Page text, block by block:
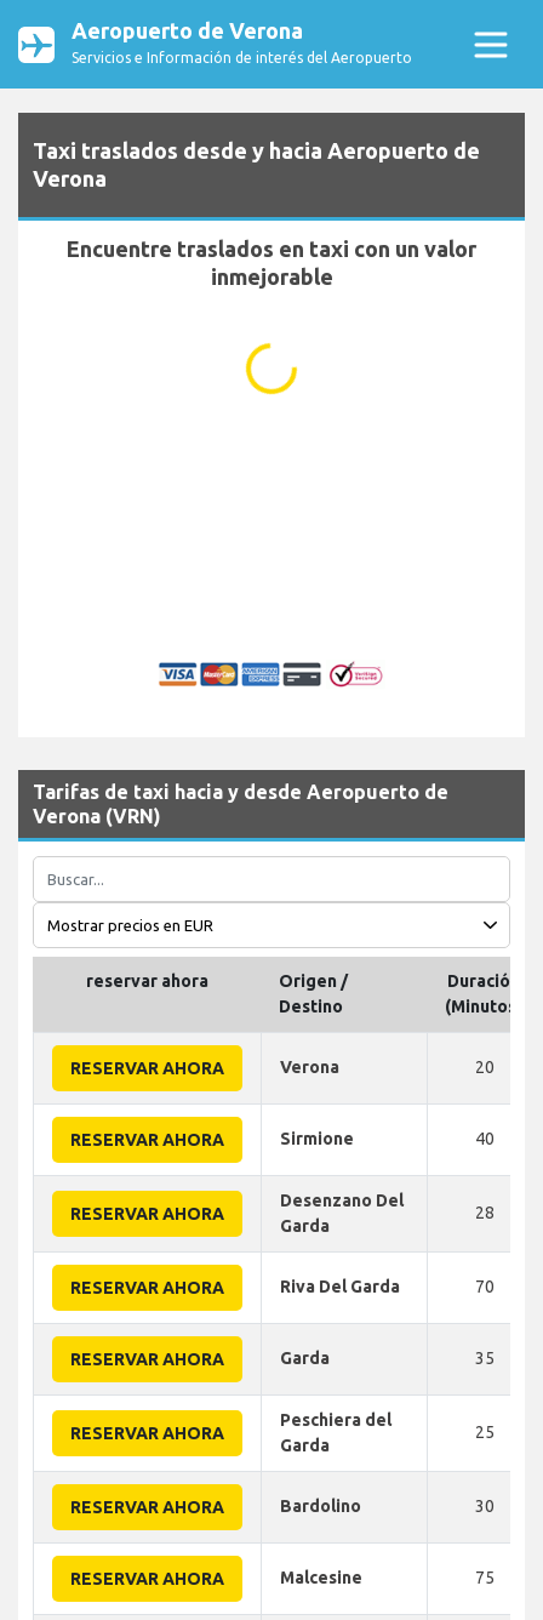
Aeropuerto de Verona
Servicios e Información de interés del Aeropuerto
Taxi traslados desde y hacia Aeropuerto de
Verona
Encuentre traslados en taxi con un valor
inmejorable
Tarifas de taxi hacia y desde Aeropuerto de
Verona (VRN)
reservar ahora
Origen /
Destino
Duración
(Minutos)
RESERVAR AHORA Verona 20
RESERVAR AHORA Sirmione 40
RESERVAR AHORA
Desenzano Del
Garda
28
RESERVAR AHORA Riva Del Garda 70
RESERVAR AHORA Garda 35
RESERVAR AHORA
Peschiera del
Garda
25
RESERVAR AHORA Bardolino 30
RESERVAR AHORA Malcesine 75